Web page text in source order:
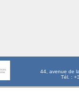
44, avenue de
Tél. :